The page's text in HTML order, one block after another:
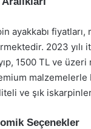
ayakkabı
2023 yılı
1500 TL ve
ve şık
Seçenekler